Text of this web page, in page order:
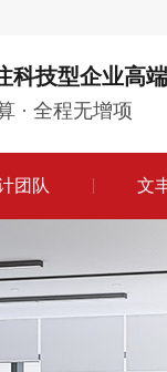
科技型企业高
· 全程无增项
团队 文